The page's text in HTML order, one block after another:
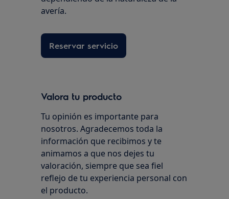
avería.
Reservar servicio
Valora tu producto
Tu opinión es importante para
nosotros. Agradecemos toda la
información que recibimos y te
animamos a que nos dejes tu
valoración, siempre que sea fiel
reflejo de tu experiencia personal con
el producto.